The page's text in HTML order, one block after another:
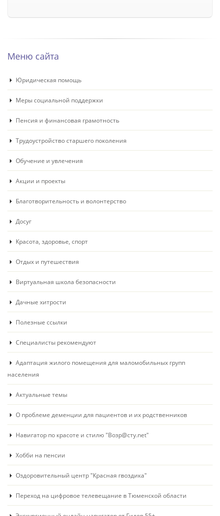
Меню сайта
Юридическая помощь
Меры социальной поддержки
Пенсия и финансовая грамотность
Трудоустройство старшего поколения
Обучение и увлечения
Акции и проекты
Благотворительность и волонтерство
Досуг
Красота, здоровье, спорт
Отдых и путешествия
Виртуальная школа безопасности
Дачные хитрости
Полезные ссылки
Специалисты рекомендуют
Адаптация жилого помещения для маломобильных групп
населения
Актуальные темы
О проблеме деменции для пациентов и их родственников
Навигатор по красоте и стилю "Возр@сту.net"
Хобби на пенсии
Оздоровительный центр "Красная гвоздика"
Переход на цифровое телевещание в Тюменской области